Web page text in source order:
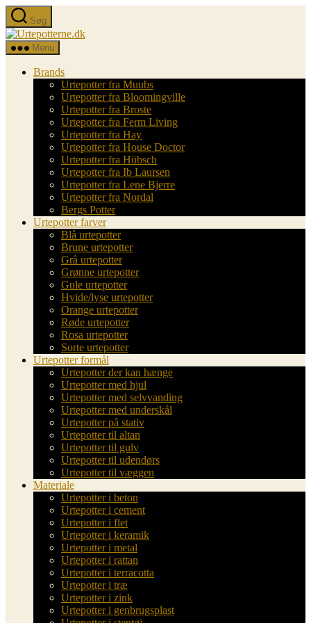
Spring
til
indholdet
Søg
Urtepotterne.dk
Menu
Brands
Urtepotter fra Muubs
Urtepotter fra Bloomingville
Urtepotter fra Broste
Urtepotter fra Ferm Living
Urtepotter fra Hay
Urtepotter fra House Doctor
Urtepotter fra Hübsch
Urtepotter fra Ib Laursen
Urtepotter fra Lene Bjerre
Urtepotter fra Nordal
Bergs Potter
Urtepotter farver
Blå urtepotter
Brune urtepotter
Grå urtepotter
Grønne urtepotter
Gule urtepotter
Hvide/lyse urtepotter
Orange urtepotter
Røde urtepotter
Rosa urtepotter
Sorte urtepotter
Urtepotter formål
Urtepotter der kan hænge
Urtepotter med hjul
Urtepotter med selvvanding
Urtepotter med underskål
Urtepotter på stativ
Urtepotter til altan
Urtepotter til gulv
Urtepotter til udendørs
Urtepotter til væggen
Materiale
Urtepotter i beton
Urtepotter i cement
Urtepotter i flet
Urtepotter i keramik
Urtepotter i metal
Urtepotter i rattan
Urtepotter i terracotta
Urtepotter i træ
Urtepotter i zink
Urtepotter i genbrugsplast